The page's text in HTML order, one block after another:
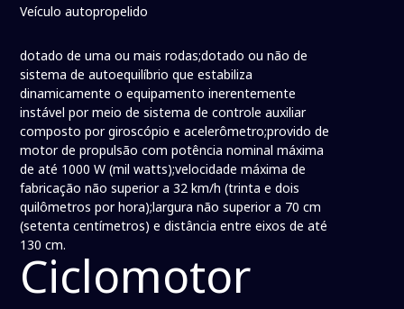
Veículo autopropelido
dotado de uma ou mais rodas;dotado ou não de
sistema de autoequilíbrio que estabiliza
dinamicamente o equipamento inerentemente
instável por meio de sistema de controle auxiliar
composto por giroscópio e acelerômetro;provido de
motor de propulsão com potência nominal máxima
de até 1000 W (mil watts);velocidade máxima de
fabricação não superior a 32 km/h (trinta e dois
quilômetros por hora);largura não superior a 70 cm
(setenta centímetros) e distância entre eixos de até
130 cm.
Ciclomotor